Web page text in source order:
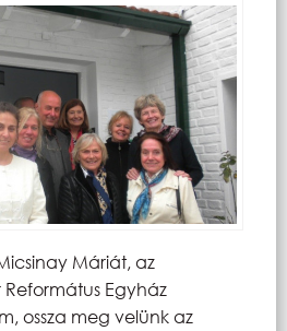
Máriát, az
Egyház
ossza meg velünk az